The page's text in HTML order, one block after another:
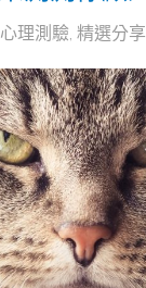
心理測驗,精選分享